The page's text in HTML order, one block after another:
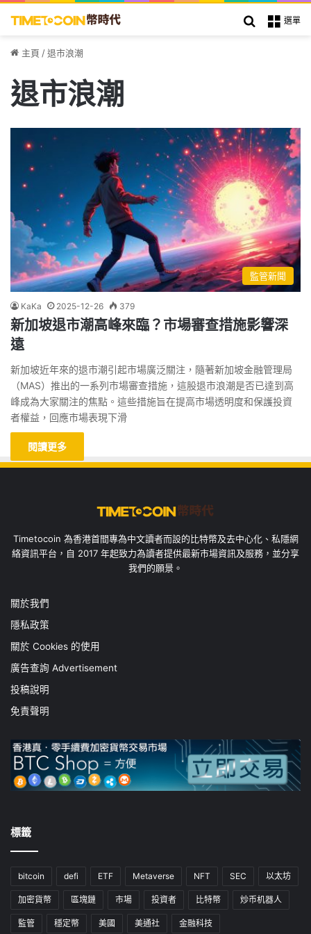
選單
搜索
主頁 /退市浪潮
退市浪潮
監管新聞
KaKa 2025-12-26 379
新加坡退市潮高峰來臨？市場審查措施影響深
遠
新加坡近年來的退市潮引起市場廣泛關注，隨著新加坡金融管理局
（MAS）推出的一系列市場審查措施，這股退市浪潮是否已達到高
峰成為大家關注的焦點。這些措施旨在提高市場透明度和保護投資
者權益，回應市場表現下滑
閱讀更多
Timetocoin 為香港首間專為中文讀者而設的比特幣及去中心化、私隱網
絡資訊平台，自 2017 年起致力為讀者提供最新市場資訊及服務，並分享
我們的願景。
關於我們
隱私政策
關於 Cookies 的使用
廣告查詢 Advertisement
投稿說明
免責聲明
標籤
bitcoin defi ETF Metaverse NFT SEC 以太坊
加密貨幣 區塊鏈 市場 投資者 比特幣 炒币机器人
監管 穩定幣 美國 美通社 金融科技